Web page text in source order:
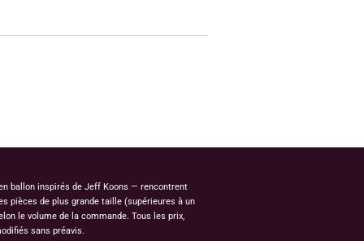
ballon inspirés de Jeff Koons — rencontrent
pièces de plus grande taille (supérieures à un
le volume de la commande. Tous les prix,
sans préavis.